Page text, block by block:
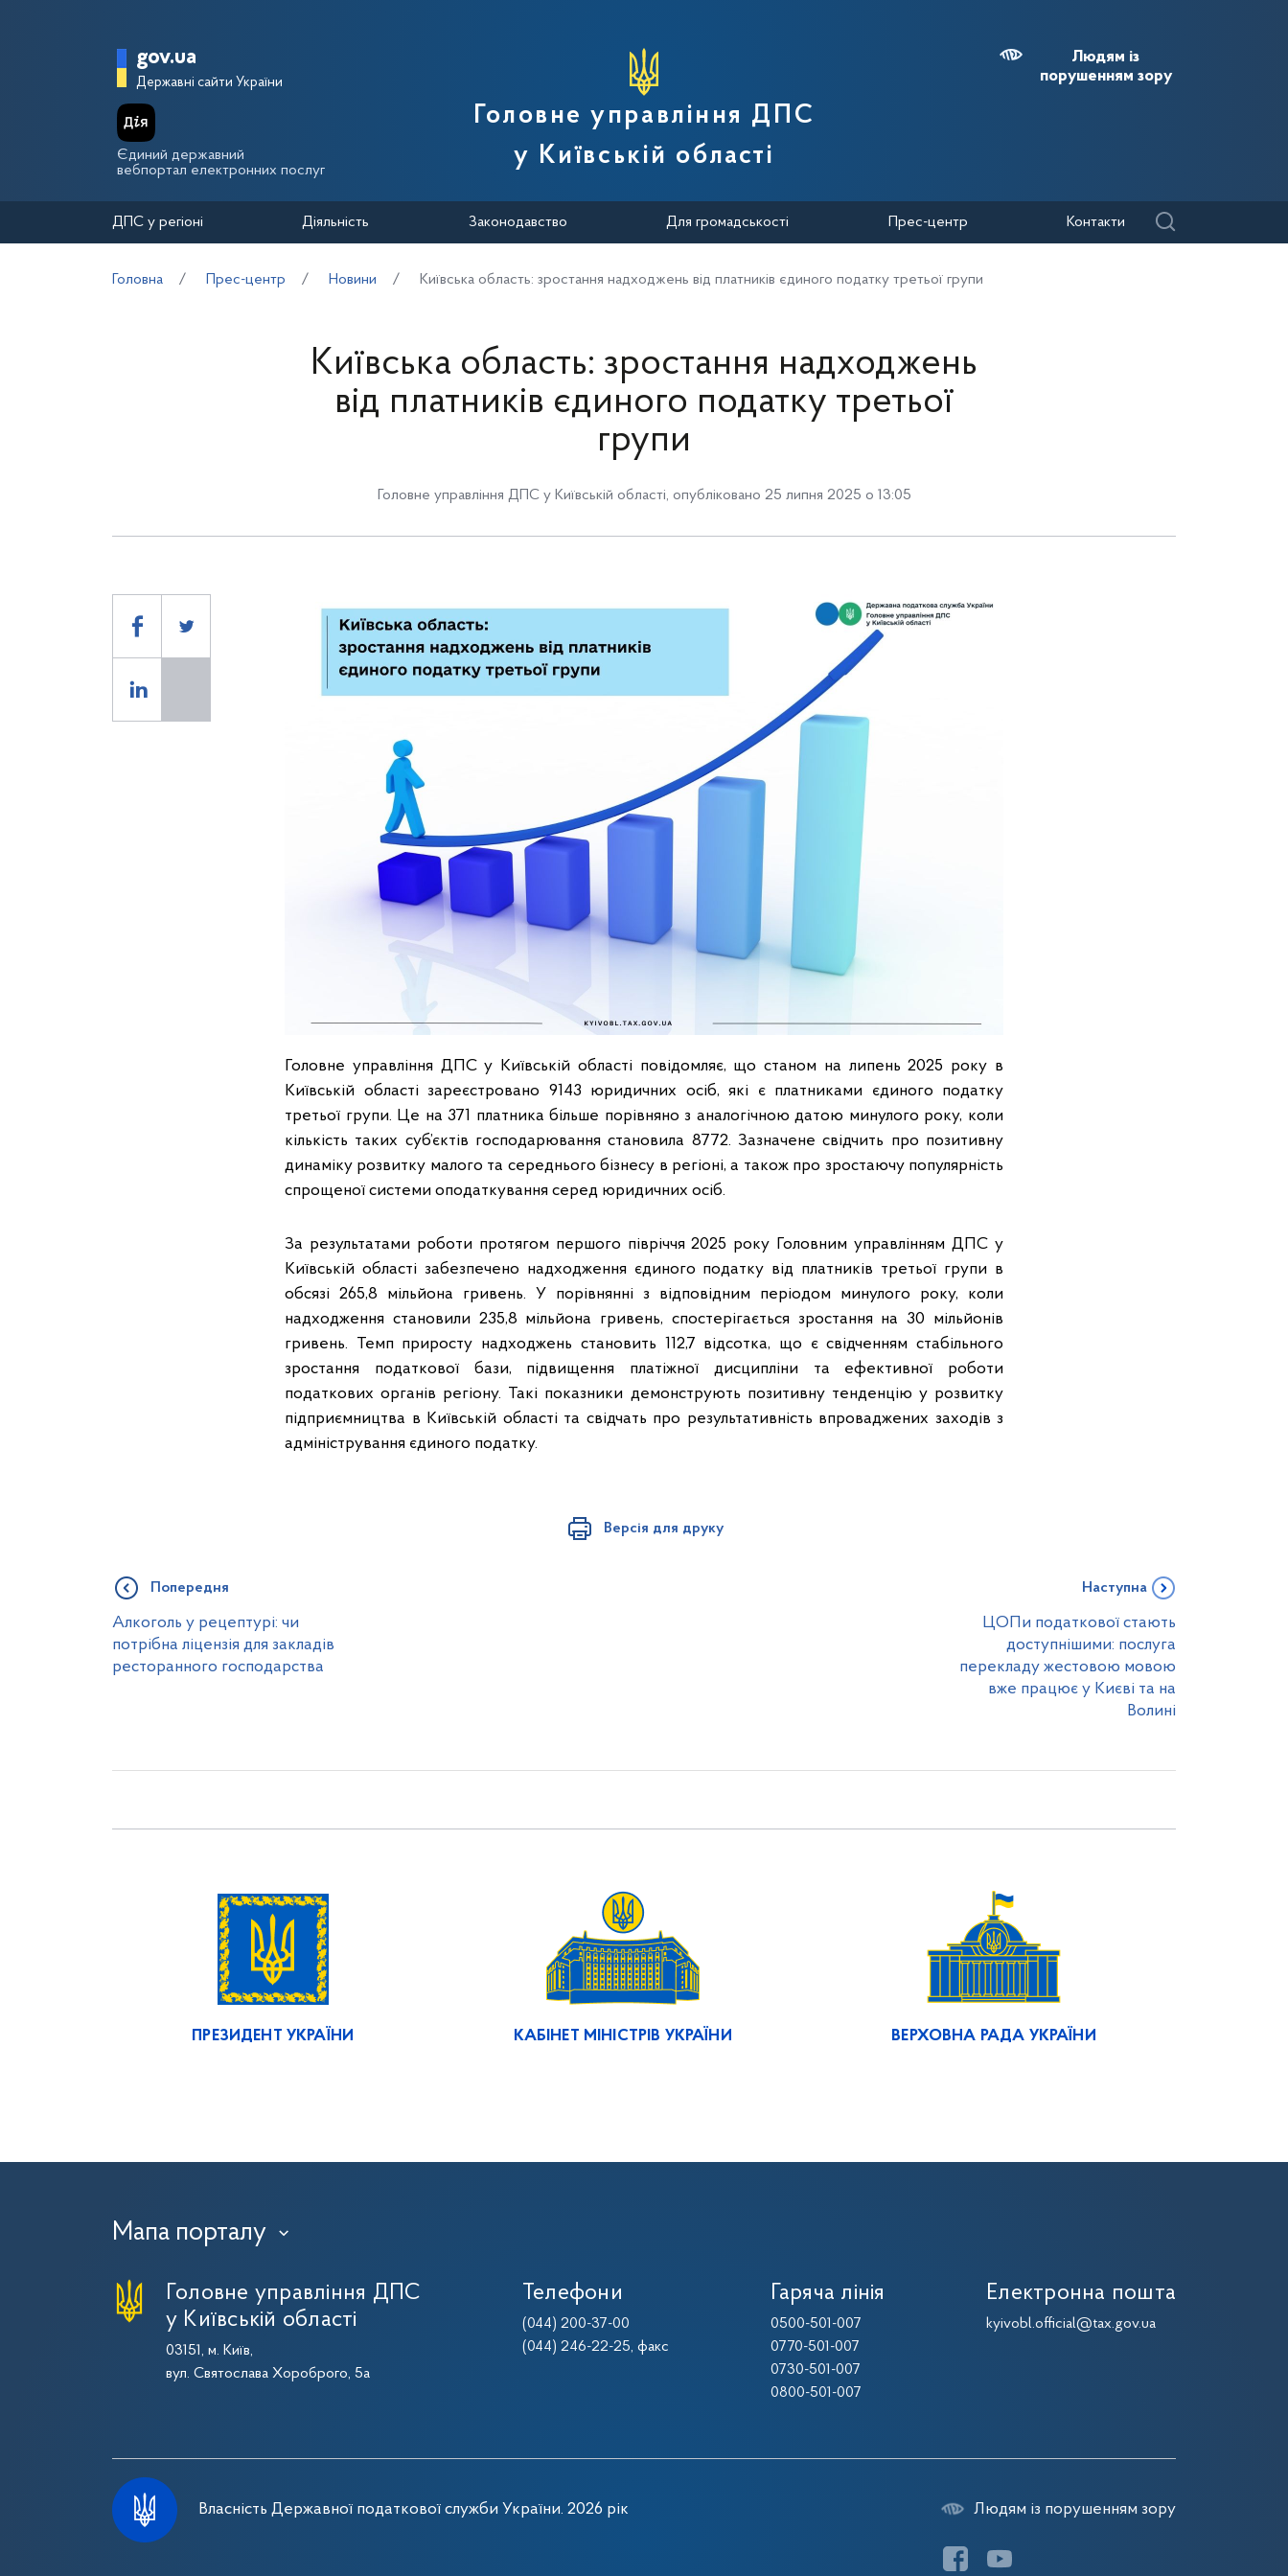
Головна сторінка Державної податкової служби України
gov.ua
Державні сайти України
Єдиний державний
вебпортал електронних послуг
Головне управління ДПС
у Київській області
Людям із
порушенням зору
ДПС у регіоні Діяльність Законодавство Для громадськості Прес-центр Контакти
Головна Прес-центр Новини Київська область: зростання надходжень від платників єдиного податку третьої групи
Київська область: зростання надходжень
від платників єдиного податку третьої
групи
Головне управління ДПС у Київській області, опубліковано 25 липня 2025 о 13:05
Головне управління ДПС у Київській області повідомляє, що станом на липень 2025 року в
Київській області зареєстровано 9143 юридичних осіб, які є платниками єдиного податку
третьої групи. Це на 371 платника більше порівняно з аналогічною датою минулого року, коли
кількість таких суб’єктів господарювання становила 8772. Зазначене свідчить про позитивну
динаміку розвитку малого та середнього бізнесу в регіоні, а також про зростаючу популярність
спрощеної системи оподаткування серед юридичних осіб.
За результатами роботи протягом першого півріччя 2025 року Головним управлінням ДПС у
Київській області забезпечено надходження єдиного податку від платників третьої групи в
обсязі 265,8 мільйона гривень. У порівнянні з відповідним періодом минулого року, коли
надходження становили 235,8 мільйона гривень, спостерігається зростання на 30 мільйонів
гривень. Темп приросту надходжень становить 112,7 відсотка, що є свідченням стабільного
зростання податкової бази, підвищення платіжної дисципліни та ефективної роботи
податкових органів регіону. Такі показники демонструють позитивну тенденцію у розвитку
підприємництва в Київській області та свідчать про результативність впроваджених заходів з
адміністрування єдиного податку.
Версія для друку
Попередня
Алкоголь у рецептурі: чи
потрібна ліцензія для закладів
ресторанного господарства
Наступна
ЦОПи податкової стають
доступнішими: послуга
перекладу жестовою мовою
вже працює у Києві та на
Волині
ПРЕЗИДЕНТ УКРАЇНИ КАБІНЕТ МІНІСТРІВ УКРАЇНИ ВЕРХОВНА РАДА УКРАЇНИ
Мапа порталу ›
Головне управління ДПС
у Київській області
03151, м. Київ,
вул. Святослава Хороброго, 5а
Телефони
(044) 200-37-00
(044) 246-22-25, факс
Гаряча лінія
0500-501-007
0770-501-007
0730-501-007
0800-501-007
Електронна пошта
kyivobl.official@tax.gov.ua
Власність Державної податкової служби України. 2026 рік Людям із порушенням зору